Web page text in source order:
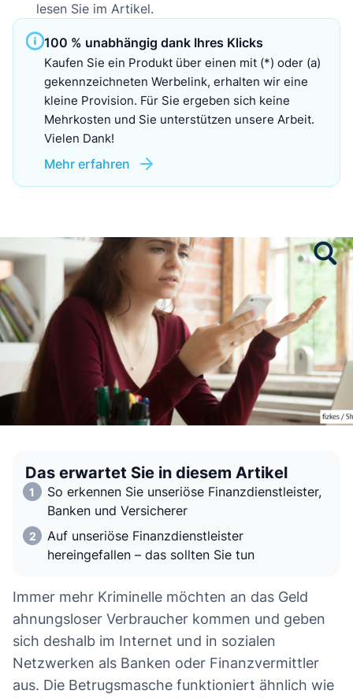
lesen Sie im Artikel.
100 % unabhängig dank Ihres Klicks
Kaufen Sie ein Produkt über einen mit (*) oder (a)
gekennzeichneten Werbelink, erhalten wir eine
kleine Provision. Für Sie ergeben sich keine
Mehrkosten und Sie unterstützen unsere Arbeit.
Vielen Dank!
Mehr erfahren
Das erwartet Sie in diesem Artikel
So erkennen Sie unseriöse Finanzdienstleister,
Banken und Versicherer
Auf unseriöse Finanzdienstleister
hereingefallen – das sollten Sie tun
Immer mehr Kriminelle möchten an das Geld
ahnungsloser Verbraucher kommen und geben
sich deshalb im Internet und in sozialen
Netzwerken als Banken oder Finanzvermittler
aus. Die Betrugsmasche funktioniert ähnlich wie